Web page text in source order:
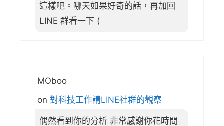
這樣吧。哪天如果好奇的話，再加回
LINE 群看一下 (
MOboo
on 對科技工作講LINE社群的觀察
偶然看到你的分析 非常感謝你花時間